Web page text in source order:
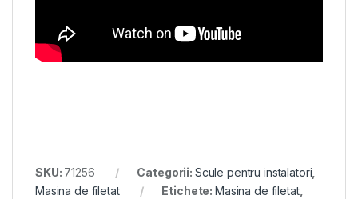
SKU: 71256 Categorii: Scule pentru instalatori
Masina de filetat
Etichete: Masina de filetat,